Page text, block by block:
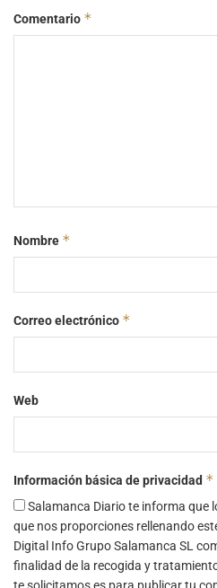
Comentario *
Nombre *
Correo electrónico *
Web
Información básica de privacidad *
Salamanca Diario te informa que
que nos proporciones rellenando
Digital Info Grupo Salamanca SL
finalidad de la recogida y
te solicitamos es para publicar tu